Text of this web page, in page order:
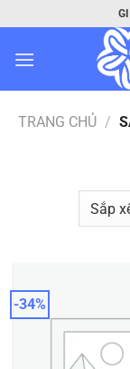
qua
nội
TRANG CHỦ /
-34%